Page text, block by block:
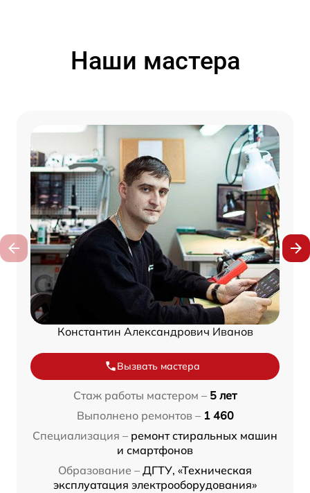
Наши мастера
Константин Александрович Иванов
Вызвать мастера
Стаж работы мастером – 5 лет
Выполнено ремонтов – 1 460
Специализация – ремонт стиральных машин
и смартфонов
Образование – ДГТУ, «Техническая
эксплуатация электрооборудования»